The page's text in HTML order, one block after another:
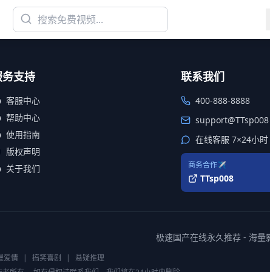
务支持
客服中心
帮助中心
使用指南
版权声明
关于我们
联系我们
400-888-8888
support@TTsp008
在线客服 7×24小时
商务合作✈️
TTsp008
极速国产在线永久推荐 - 海量
爱情 | 搞笑喜剧 |
悬疑推理